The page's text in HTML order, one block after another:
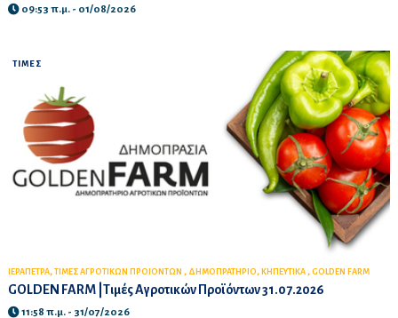
09:53 π.μ. - 01/08/2026
ΤΙΜΕΣ
ΙΕΡΑΠΕΤΡΑ, ΤΙΜΕΣ ΑΓΡΟΤΙΚΩΝ ΠΡΟΙΟΝΤΩΝ , ΔΗΜΟΠΡΑΤΗΡΙΟ, ΚΗΠΕΥΤΙΚΑ , GOLDEN FARM
GOLDEN FARM |Τιμές Αγροτικών Προϊόντων 31.07.2026
11:58 π.μ. - 31/07/2026